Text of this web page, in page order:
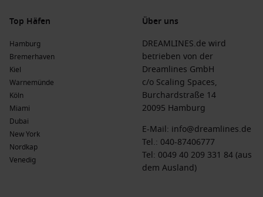
Sommer
: Im Sommer schwanken die
ideal für Wassertouren und entspannende Strandtage.
Herbst
November): Temperaturen
schwanken zwischen 24 °C und 30 °C. Die Herbstmonate
bieten potenziell bessere Sichtverhältnisse beim Tauchen
und Schnorcheln aufgrund von weniger Regen.
Winter
Februar : Temperaturen liegen
zwischen 23 °C und 29 °C. Obwohl es die Regenzeit ist,
können in dieser Zeit auch reizvolle ruhige Strände
genossen werden.
Top Häfen
Hamburg
Bremerhaven
Kiel
Warnemünde
Köln
Miami
Dubai
New York
Nordkap
Venedig
Über uns
DREAMLINES.de wird
betrieben von der
Dreamlines GmbH
c/o Scaling Spaces,
Burchardstraße 14
20095 Hamburg
E-Mail: info@dreamlines.de
Tel.: 040-87406777
Tel: 0049 40 209 331 84 (aus
dem Ausland)